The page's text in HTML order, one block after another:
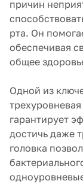
причин
рта. Он
обеспечивая
общее
Одной из
гарантирует
достичь даже
головка